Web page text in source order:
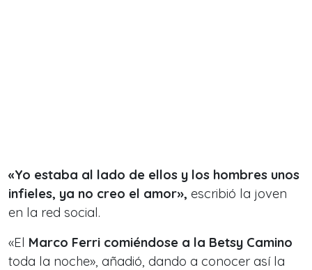
«Yo estaba al lado de ellos y los hombres unos
infieles, ya no creo el amor», escribió la joven
en la red social.
«El Marco Ferri comiéndose a la Betsy Camino
toda la noche», añadió, dando a conocer así la